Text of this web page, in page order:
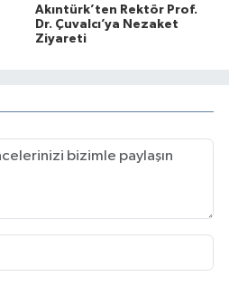
Akıntürk’ten Rektör Prof.
Dr. Çuvalcı’ya Nezaket
Ziyareti